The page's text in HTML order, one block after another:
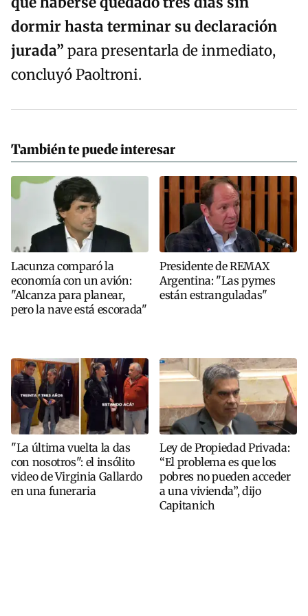
dormir hasta terminar su declaración
jurada” para presentarla de inmediato,
concluyó Paoltroni.
También te puede interesar
Lacunza comparó la
economía con un avión:
"Alcanza para planear,
pero la nave está escorada"
Presidente de REMAX
Argentina: "Las pymes
están estranguladas"
"La última vuelta la das
con nosotros": el insólito
video de Virginia Gallardo
en una funeraria
Ley de Propiedad Privada:
“El problema es que los
pobres no pueden acceder
a una vivienda”, dijo
Capitanich